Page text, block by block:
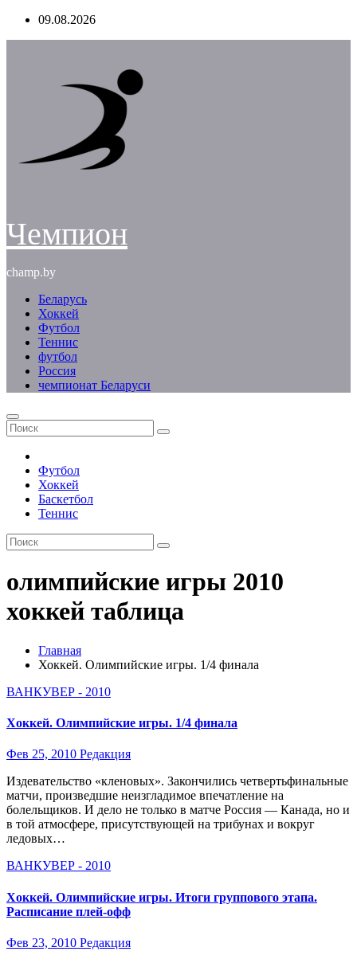
Перейти09.08.2026
Чемпион
champ.by
Беларусь
Хоккей
Футбол
Теннис
футбол
Россия
чемпионат Беларуси
Футбол
Хоккей
Баскетбол
Теннис
олимпийские игры 2010
хоккей таблица
Главная
Хоккей. Олимпийские игры. 1/4 финала
ВАНКУВЕР - 2010
Хоккей. Олимпийские игры. 1/4 финала
Фев 25, 2010 Редакция
Издевательство «кленовых». Закончились четвертьфинальные
матчи, произведшие неизгладимое впечатление на
болельщиков. И дело не только в матче Россия — Канада, но и
в той атмосфере, присутствующей на трибунах и вокруг
ледовых…
ВАНКУВЕР - 2010
Хоккей. Олимпийские игры. Итоги группового этапа.
Расписание плей-офф
Фев 23, 2010 Редакция